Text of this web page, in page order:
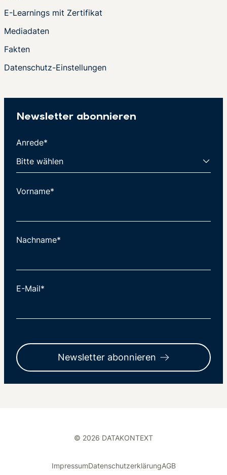
E-Learnings mit Zertifikat
Mediadaten
Fakten
Datenschutz-Einstellungen
Newsletter abonnieren
Anrede*
Vorname*
Nachname*
E-Mail*
Newsletter abonnieren
© 2026 DATAKONTEXT
ImpressumDatenschutzerklärungAGB